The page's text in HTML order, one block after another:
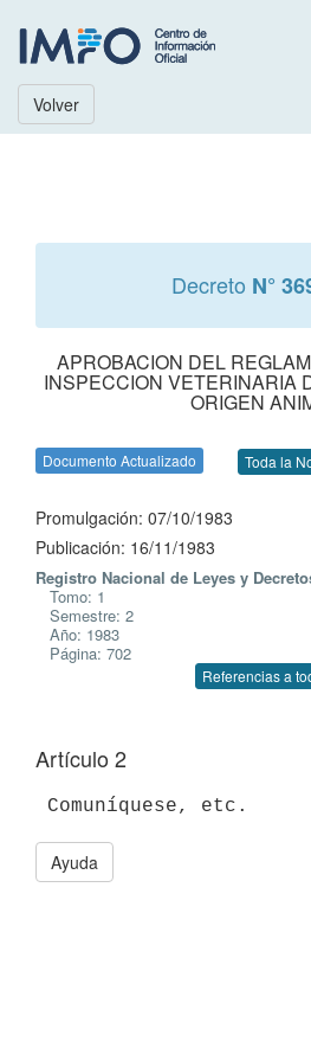
Volver
Decreto N°
APROBACION DEL
INSPECCION VETERINARIA
ORIGEN
Documento Actualizado Toda la
Promulgación: 07/10/1983
Publicación: 16/11/1983
Registro Nacional de Leyes y
Tomo: 1
Semestre: 2
Año: 1983
Página: 702
Referencias a
Artículo 2
Ayuda